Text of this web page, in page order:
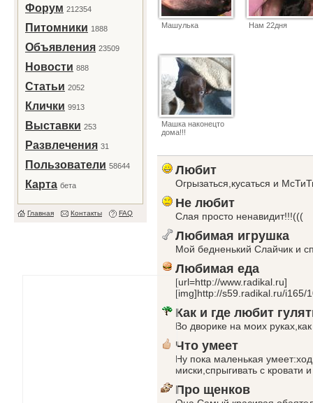
Форум 212354
Питомники 1888
Объявления 23509
Новости 888
Статьи 2052
Клички 9913
Выставки 253
Развлечения 31
Пользователи 58644
Карта бета
Главная Контакты FAQ
Машулька Нам 22дня
Машка наконецто
дома!!!
Любит
Огрызаться,кусаться и
Не любит
Слая просто ненавидит!!!(((
Любимая игрушка
Мой бедненький Слайчик и
Любимая еда
[url=http://www.radikal.ru]
[img]http://s59.radikal.ru/i165/
Как и где любит
Во дворике на моих
Что умеет
Ну пока маленькая
миски,спрыгивать с кровати
Про щенков